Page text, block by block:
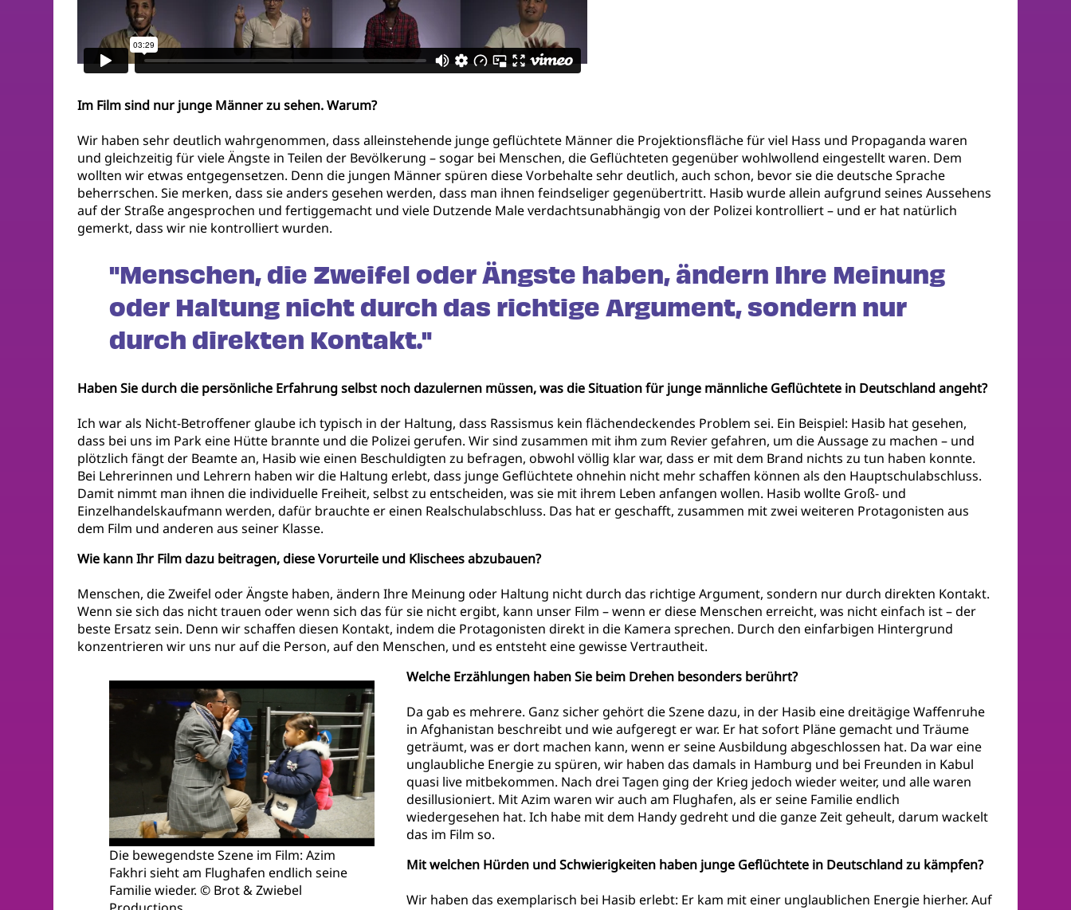
Im Film sind nur junge Männer zu sehen. Warum?
Wir haben sehr deutlich wahrgenommen, dass alleinstehende junge geflüchtete Männer die Projektionsfläche für viel Hass und Propaganda waren
und gleichzeitig für viele Ängste in Teilen der Bevölkerung – sogar bei Menschen, die Geflüchteten gegenüber wohlwollend eingestellt waren. Dem
wollten wir etwas entgegensetzen. Denn die jungen Männer spüren diese Vorbehalte sehr deutlich, auch schon, bevor sie die deutsche Sprache
beherrschen. Sie merken, dass sie anders gesehen werden, dass man ihnen feindseliger gegenübertritt. Hasib wurde allein aufgrund seines Aussehens
auf der Straße angesprochen und fertiggemacht und viele Dutzende Male verdachtsunabhängig von der Polizei kontrolliert – und er hat natürlich
gemerkt, dass wir nie kontrolliert wurden.
"Menschen, die Zweifel oder Ängste haben, ändern Ihre Meinung
oder Haltung nicht durch das richtige Argument, sondern nur
durch direkten Kontakt."
Haben Sie durch die persönliche Erfahrung selbst noch dazulernen müssen, was die Situation für junge männliche Geflüchtete in Deutschland angeht?
Ich war als Nicht-Betroffener glaube ich typisch in der Haltung, dass Rassismus kein flächendeckendes Problem sei. Ein Beispiel: Hasib hat gesehen,
dass bei uns im Park eine Hütte brannte und die Polizei gerufen. Wir sind zusammen mit ihm zum Revier gefahren, um die Aussage zu machen – und
plötzlich fängt der Beamte an, Hasib wie einen Beschuldigten zu befragen, obwohl völlig klar war, dass er mit dem Brand nichts zu tun haben konnte.
Bei Lehrerinnen und Lehrern haben wir die Haltung erlebt, dass junge Geflüchtete ohnehin nicht mehr schaffen können als den Hauptschulabschluss.
Damit nimmt man ihnen die individuelle Freiheit, selbst zu entscheiden, was sie mit ihrem Leben anfangen wollen. Hasib wollte Groß- und
Einzelhandelskaufmann werden, dafür brauchte er einen Realschulabschluss. Das hat er geschafft, zusammen mit zwei weiteren Protagonisten aus
dem Film und anderen aus seiner Klasse.
Wie kann Ihr Film dazu beitragen, diese Vorurteile und Klischees abzubauen?
Menschen, die Zweifel oder Ängste haben, ändern Ihre Meinung oder Haltung nicht durch das richtige Argument, sondern nur durch direkten Kontakt.
Wenn sie sich das nicht trauen oder wenn sich das für sie nicht ergibt, kann unser Film – wenn er diese Menschen erreicht, was nicht einfach ist – der
beste Ersatz sein. Denn wir schaffen diesen Kontakt, indem die Protagonisten direkt in die Kamera sprechen. Durch den einfarbigen Hintergrund
konzentrieren wir uns nur auf die Person, auf den Menschen, und es entsteht eine gewisse Vertrautheit.
Die bewegendste Szene im Film: Azim
Fakhri sieht am Flughafen endlich seine
Familie wieder. © Brot & Zwiebel
Welche Erzählungen haben Sie beim Drehen besonders berührt?
Da gab es mehrere. Ganz sicher gehört die Szene dazu, in der Hasib eine dreitägige Waffenruhe
in Afghanistan beschreibt und wie aufgeregt er war. Er hat sofort Pläne gemacht und Träume
geträumt, was er dort machen kann, wenn er seine Ausbildung abgeschlossen hat. Da war eine
unglaubliche Energie zu spüren, wir haben das damals in Hamburg und bei Freunden in Kabul
quasi live mitbekommen. Nach drei Tagen ging der Krieg jedoch wieder weiter, und alle waren
desillusioniert. Mit Azim waren wir auch am Flughafen, als er seine Familie endlich
wiedergesehen hat. Ich habe mit dem Handy gedreht und die ganze Zeit geheult, darum wackelt
das im Film so.
Mit welchen Hürden und Schwierigkeiten haben junge Geflüchtete in Deutschland zu kämpfen?
Wir haben das exemplarisch bei Hasib erlebt: Er kam mit einer unglaublichen Energie hierher. Auf